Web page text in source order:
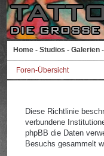
Home - Studios - Galerien -
Foren-Übersicht
Diese Richtlinie
verbundene
phpBB die Daten
Besuchs gesammelt